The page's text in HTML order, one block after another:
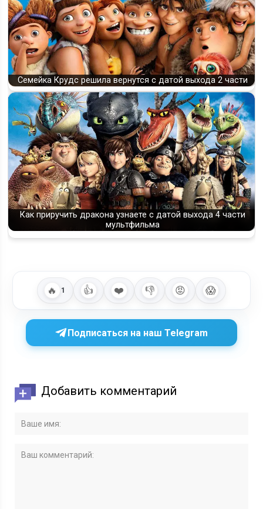
Семейка Крудс решила вернутся с датой выхода 2 части
Как приручить дракона узнаете с датой выхода 4 части
мультфильма
🔥 1 👍 ❤️ 👎 😡 😱
Подписаться на наш Telegram
Добавить комментарий